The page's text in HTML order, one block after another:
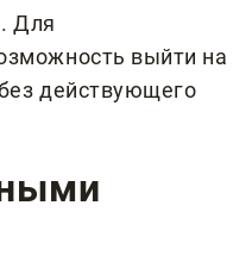
Для
выйти на
действующего